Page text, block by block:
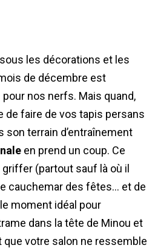
les décorations et les
de décembre est
nos nerfs. Mais quand,
de faire de vos tapis persans
son terrain d’entraînement
en prend un coup. Ce
(partout sauf là où il
cauchemar des fêtes… et de
moment idéal pour
dans la tête de Minou et
que votre salon ne ressemble